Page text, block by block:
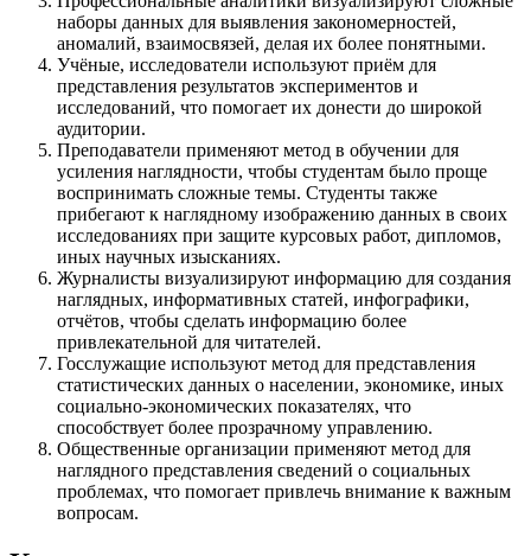
наборы данных для выявления закономерностей,
аномалий, взаимосвязей, делая их более понятными.
Учёные, исследователи используют приём для
представления результатов экспериментов и
исследований, что помогает их донести до широкой
аудитории.
Преподаватели применяют метод в обучении для
усиления наглядности, чтобы студентам было проще
воспринимать сложные темы. Студенты также
прибегают к наглядному изображению данных в своих
исследованиях при защите курсовых работ, дипломов,
иных научных изысканиях.
Журналисты визуализируют информацию для создания
наглядных, информативных статей, инфографики,
отчётов, чтобы сделать информацию более
привлекательной для читателей.
Госслужащие используют метод для представления
статистических данных о населении, экономике, иных
социально-экономических показателях, что
способствует более прозрачному управлению.
Общественные организации применяют метод для
наглядного представления сведений о социальных
проблемах, что помогает привлечь внимание к важным
вопросам.